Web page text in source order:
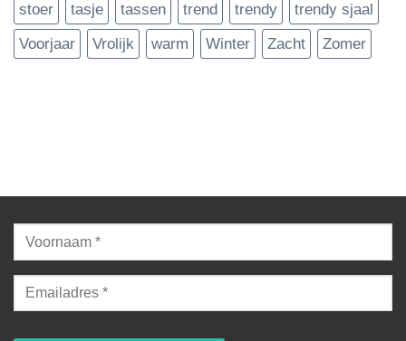
stoer
tasje tassen trend trendy
trendy sjaal
Voorjaar
Vrolijk warm Winter Zacht Zomer